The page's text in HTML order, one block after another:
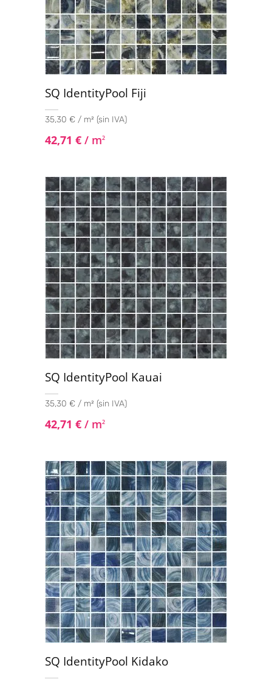
SQ IdentityPool Fiji
35,30 € / m² (sin IVA)
42,71 € / m2
SQ IdentityPool Kauai
35,30 € / m² (sin IVA)
42,71 € / m2
SQ IdentityPool Kidako